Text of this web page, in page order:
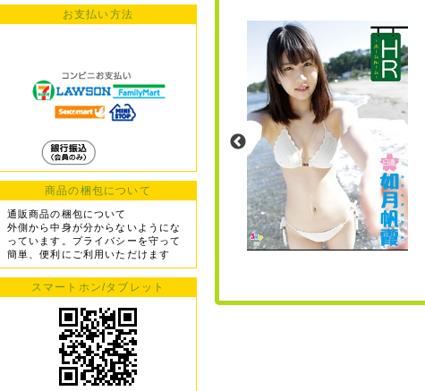
お支払い方法
商品の梱包について
通販商品の梱包について
外側から中身が分からないようにな
っています。プライバシーを守って
簡単、便利にご利用いただけます
スマートホン/タブレット